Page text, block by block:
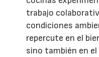
trabajo
condiciones
repercute en el
sino también en